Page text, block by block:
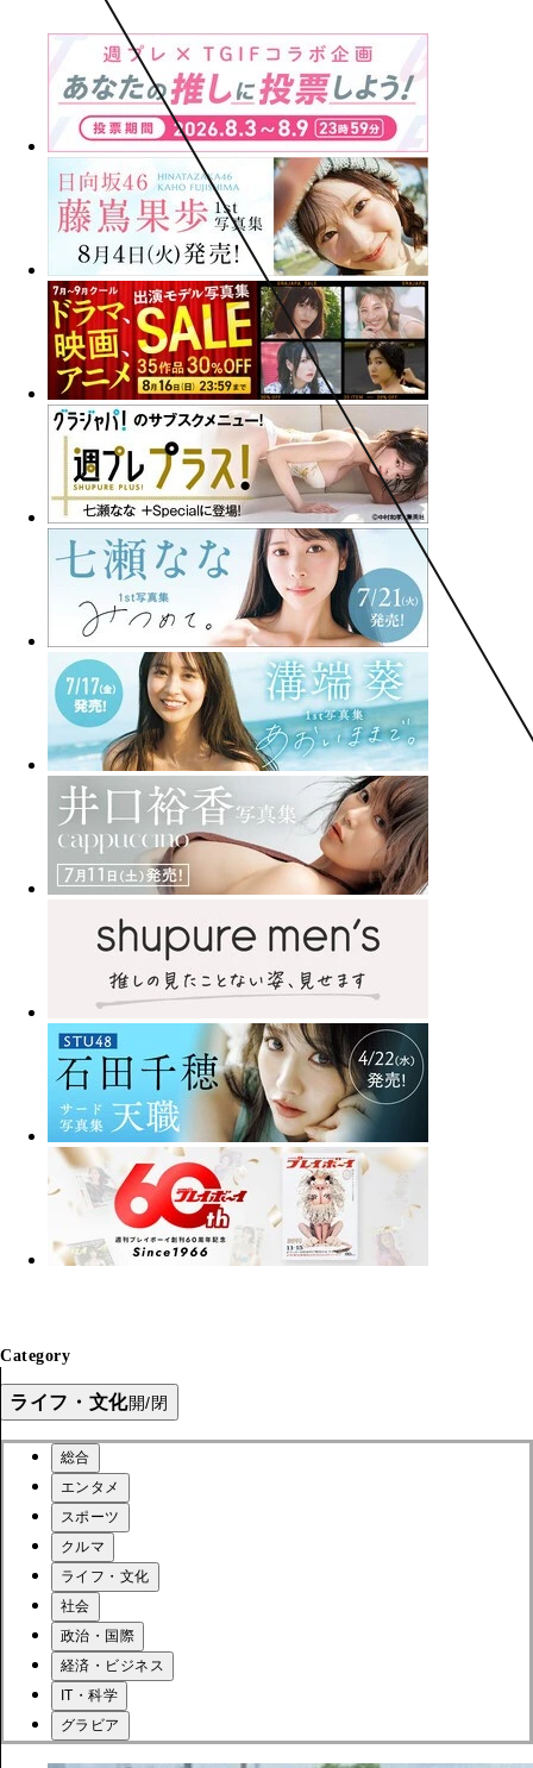
Category
ライフ・文化開/閉
総合
エンタメ
スポーツ
クルマ
ライフ・文化
社会
政治・国際
経済・ビジネス
IT・科学
グラビア